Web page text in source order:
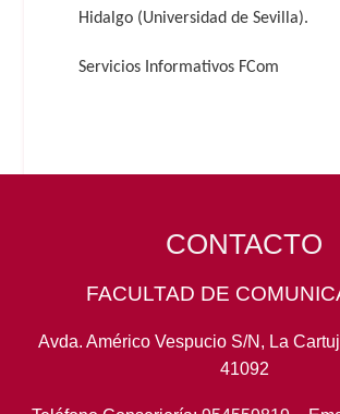
Hidalgo (Universidad de Sevilla).
Servicios Informativos FCom
CONTACTO
FACULTAD DE
Avda. Américo Vespucio S/N, La
41092